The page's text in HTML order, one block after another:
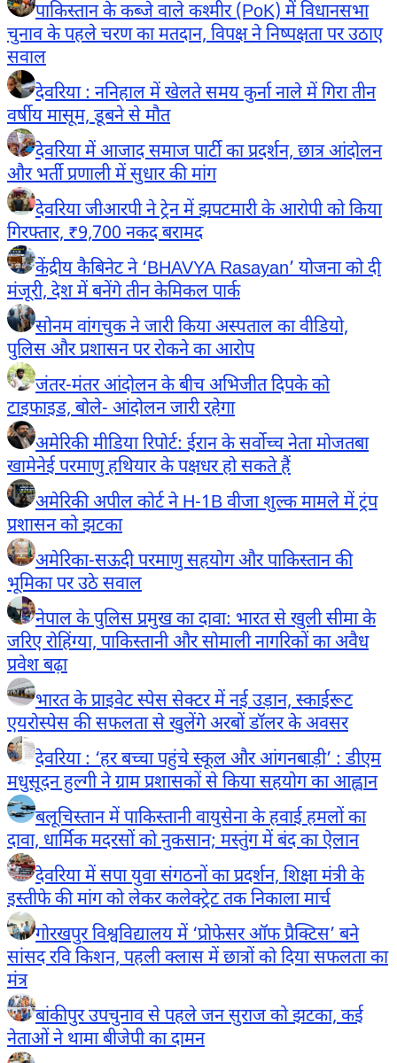
पाकिस्तान के कब्जे वाले कश्मीर (PoK) में विधानसभा
चुनाव के पहले चरण का मतदान, विपक्ष ने निष्पक्षता पर उठाए
सवाल
देवरिया : ननिहाल में खेलते समय कुर्ना नाले में गिरा तीन
वर्षीय मासूम, डूबने से मौत
देवरिया में आजाद समाज पार्टी का प्रदर्शन, छात्र आंदोलन
और भर्ती प्रणाली में सुधार की मांग
देवरिया जीआरपी ने ट्रेन में झपटमारी के आरोपी को किया
गिरफ्तार, ₹9,700 नकद बरामद
केंद्रीय कैबिनेट ने ‘BHAVYA Rasayan’ योजना को दी
मंजूरी, देश में बनेंगे तीन केमिकल पार्क
सोनम वांगचुक ने जारी किया अस्पताल का वीडियो,
पुलिस और प्रशासन पर रोकने का आरोप
जंतर-मंतर आंदोलन के बीच अभिजीत दिपके को
टाइफाइड, बोले- आंदोलन जारी रहेगा
अमेरिकी मीडिया रिपोर्ट: ईरान के सर्वोच्च नेता मोजतबा
खामेनेई परमाणु हथियार के पक्षधर हो सकते हैं
अमेरिकी अपील कोर्ट ने H-1B वीजा शुल्क मामले में ट्रंप
प्रशासन को झटका
अमेरिका-सऊदी परमाणु सहयोग और पाकिस्तान की
भूमिका पर उठे सवाल
नेपाल के पुलिस प्रमुख का दावा: भारत से खुली सीमा के
जरिए रोहिंग्या, पाकिस्तानी और सोमाली नागरिकों का अवैध
प्रवेश बढ़ा
भारत के प्राइवेट स्पेस सेक्टर में नई उड़ान, स्काईरूट
एयरोस्पेस की सफलता से खुलेंगे अरबों डॉलर के अवसर
देवरिया : ‘हर बच्चा पहुंचे स्कूल और आंगनबाड़ी’ : डीएम
मधुसूदन हुल्गी ने ग्राम प्रशासकों से किया सहयोग का आह्वान
बलूचिस्तान में पाकिस्तानी वायुसेना के हवाई हमलों का
दावा, धार्मिक मदरसों को नुकसान; मस्तुंग में बंद का ऐलान
देवरिया में सपा युवा संगठनों का प्रदर्शन, शिक्षा मंत्री के
इस्तीफे की मांग को लेकर कलेक्ट्रेट तक निकाला मार्च
गोरखपुर विश्वविद्यालय में ‘प्रोफेसर ऑफ प्रैक्टिस’ बने
सांसद रवि किशन, पहली क्लास में छात्रों को दिया सफलता का
मंत्र
बांकीपुर उपचुनाव से पहले जन सुराज को झटका, कई
नेताओं ने थामा बीजेपी का दामन